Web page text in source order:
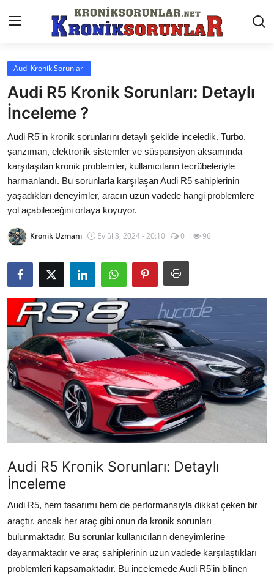
Anasayfa
Markalar
İletişim
Trafik & Cezalar
Sigorta & Kasko
Vergi & ÖTV & MTV
Muayene & Ruhsat
Sorgulamalar
Bakım & Arıza Çözümleri
Elektrikli & Hibrit
Kiralama & Filo
Sürüş & Güvenlik
Lastik & Jant
LPG & Yakıt
Elektrik & Akü
Klima & Konfor
Aydınlatma & Görüş
Audi Kronik Sorunları
Audi R5 Kronik Sorunları: Detaylı
İnceleme ?
Audi R5'in kronik sorunlarını detaylı şekilde inceledik. Turbo,
şanzıman, elektronik sistemler ve süspansiyon aksamında
karşılaşılan kronik problemler, kullanıcıların tecrübeleriyle
harmanlandı. Bu sorunlarla karşılaşan Audi R5 sahiplerinin
yaşadıkları deneyimler, aracın uzun vadede hangi problemlere
yol açabileceğini ortaya koyuyor.
Kronik Uzmanı Eylül 3, 2024 - 20:10 0 96
Audi R5 Kronik Sorunları: Detaylı
İnceleme
Audi R5, hem tasarımı hem de performansıyla dikkat çeken bir
araçtır, ancak her araç gibi onun da kronik sorunları
bulunmaktadır. Bu sorunlar kullanıcıların deneyimlerine
dayanmaktadır ve araç sahiplerinin uzun vadede karşılaştıkları
problemleri kapsamaktadır. Bu incelemede Audi R5'in bilinen